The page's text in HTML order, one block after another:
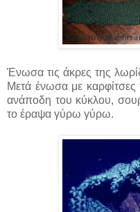
Ένωσα τις άκρες της
Μετά ένωσα με
ανάποδη του κύκλου,
το έραψα γύρω γύρω.